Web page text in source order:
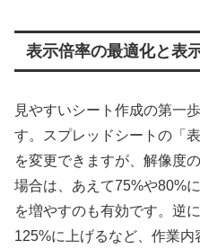
表示倍率の最適化と表
見やすいシート作成の第一
す。スプレッドシートの「
を変更できますが、解像度
場合は、あえて75%や80%
を増やすのも有効です。逆
125%に上げるなど、作業